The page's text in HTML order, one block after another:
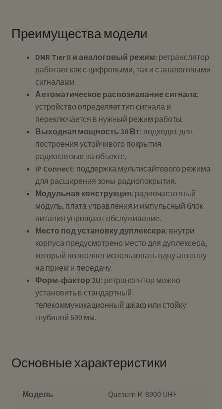
Преимущества модели
DMR Tier II и аналоговый режим: ретранслятор
работает как с цифровыми, так и с аналоговыми
сигналами.
Автоматическое распознавание сигнала:
устройство определяет тип сигнала и
переключается в нужный режим работы.
Выходная мощность 30 Вт: подходит для
построения устойчивого покрытия
радиосвязью на объекте.
IP Connect: поддержка мультисайтового режима
для расширения зоны радиопокрытия.
Модульная конструкция: радиочастотный
модуль, плата управления и импульсный блок
питания упрощают обслуживание.
Место под установку дуплексера: внутри
корпуса предусмотрено место для дуплексера,
который позволяет использовать одну антенну
на прием и передачу.
Форм-фактор 2U: ретранслятор можно
установить в стандартный
телекоммуникационный шкаф или стойку
глубиной 600 мм.
Основные характеристики
Модель Quesum R-8900 UHF